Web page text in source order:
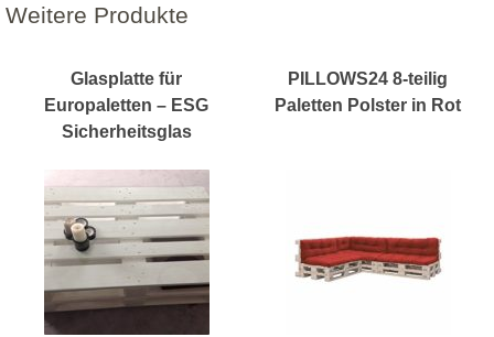
Weitere Produkte
Glasplatte für
Europaletten – ESG
Sicherheitsglas
PILLOWS24 8-teilig
Paletten Polster in Rot